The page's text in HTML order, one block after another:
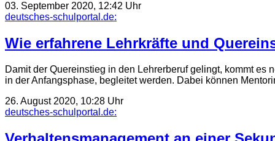
03. September 2020, 12:42 Uhr
deutsches-schulportal.de:
Wie erfahrene Lehrkräfte und
Damit der Quereinstieg in den Lehrerberuf gelingt, kommt
in der Anfangsphase, begleitet werden. Dabei können
26. August 2020, 10:28 Uhr
deutsches-schulportal.de: